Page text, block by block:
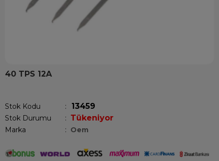
40 TPS 12A
Stok Kodu 13459
Stok Durumu : Tükeniyor
Marka : Oem